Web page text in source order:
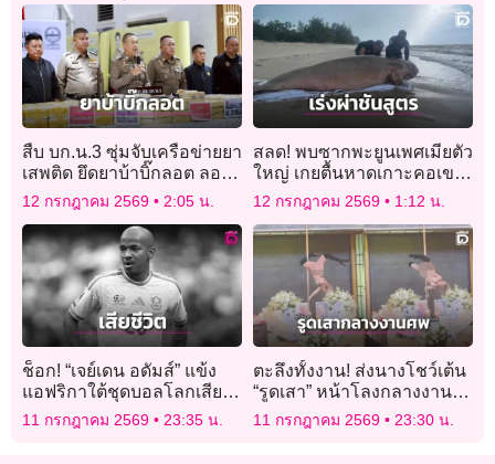
สืบ บก.น.3 ซุ่มจับเครือข่ายยา
เสพติด ยึดยาบ้าบิ๊กลอต ลอบ
ขนเข้ากรุง
12 กรกฎาคม 2569 2:05 น.
สลด! พบซากพะยูนเพศเมียตัว
ใหญ่ เกยตื้นหาดเกาะคอเขา
พังงา เร่งผ่าชันสูตรหาสาเหตุ
12 กรกฎาคม 2569 1:12 น.
ช็อก! “เจย์เดน อดัมส์” แข้ง
แอฟริกาใต้ชุดบอลโลกเสีย
ชีวิต
11 กรกฎาคม 2569 23:35 น.
ตะลึงทั้งงาน! ส่งนางโชว์เต้น
“รูดเสา” หน้าโลงกลางงาน
พิธีศพเจ้าของบาร์เก่าย่าน
“โคมแดง”
11 กรกฎาคม 2569 23:30 น.